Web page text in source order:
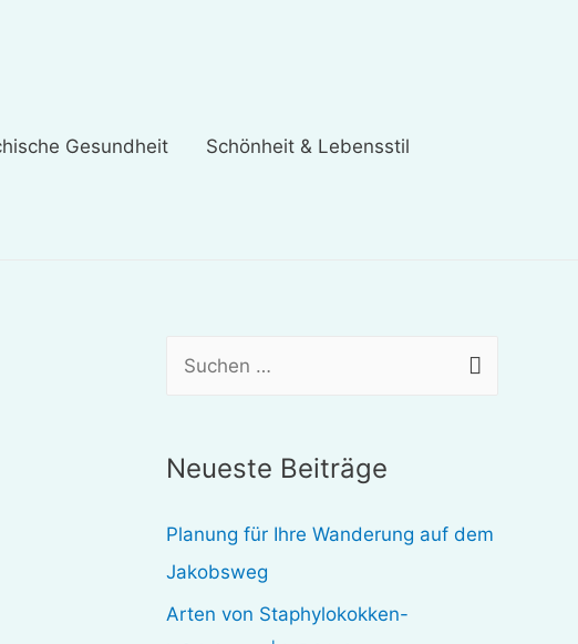
Gesundheit Schönheit & Lebensstil
h
n
n
a
Neueste Beiträge
Planung für Ihre Wanderung auf dem
Jakobsweg
Arten von Staphylokokken-